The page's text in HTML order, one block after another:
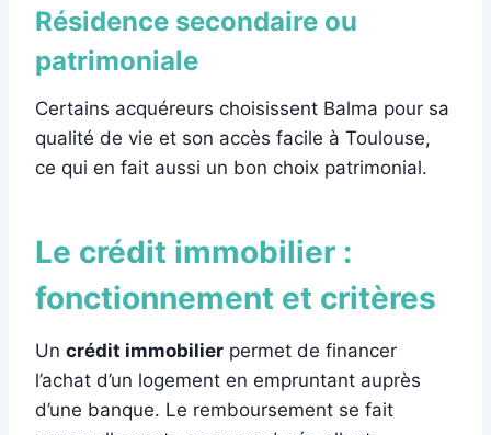
Résidence secondaire ou
patrimoniale
Certains acquéreurs choisissent Balma pour sa
qualité de vie et son accès facile à Toulouse,
ce qui en fait aussi un bon choix patrimonial.
Le crédit immobilier :
fonctionnement et critères
Un crédit immobilier permet de financer
l’achat d’un logement en empruntant auprès
d’une banque. Le remboursement se fait